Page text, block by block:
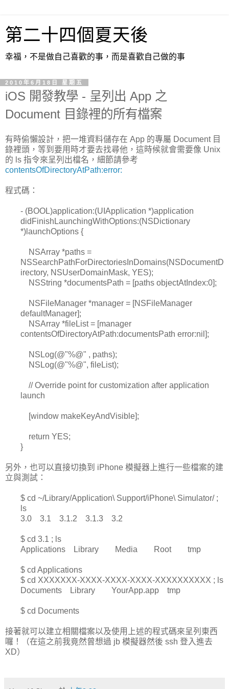
第二十四個夏天後
幸福，不是做自己喜歡的事，而是喜歡自己做的事
2010年6月18日 星期五
iOS 開發教學 - 呈列出 App 之
Document 目錄裡的所有檔案
有時偷懶設計，把一堆資料儲存在 App 的專屬 Document 目
錄裡頭，等到要用時才要去找尋他，這時候就會需要像 Unix
的 ls 指令來呈列出檔名，細節請參考
contentsOfDirectoryAtPath:error:
程式碼：
- (BOOL)application:(UIApplication *)application
didFinishLaunchingWithOptions:(NSDictionary
*)launchOptions {
NSArray *paths =
NSSearchPathForDirectoriesInDomains(NSDocumentD
irectory, NSUserDomainMask, YES);
NSString *documentsPath = [paths objectAtIndex:0];
NSFileManager *manager = [NSFileManager
defaultManager];
NSArray *fileList = [manager
contentsOfDirectoryAtPath:documentsPath error:nil];
NSLog(@"%@" , paths);
NSLog(@"%@", fileList);
// Override point for customization after application
launch
[window makeKeyAndVisible];
return YES;
}
另外，也可以直接切換到 iPhone 模擬器上進行一些檔案的建
立與測試：
$ cd ~/Library/Application\ Support/iPhone\ Simulator/ ;
ls
3.0 3.1 3.1.2 3.1.3 3.2
$ cd 3.1 ; ls
Applications Library Media Root tmp
$ cd Applications
$ cd XXXXXXX-XXXX-XXXX-XXXX-XXXXXXXXXX ; ls
Documents Library YourApp.app tmp
$ cd Documents
接著就可以建立相關檔案以及使用上述的程式碼來呈列東西
囉！（在這之前我竟然曾想過 jb 模擬器然後 ssh 登入進去
XD）